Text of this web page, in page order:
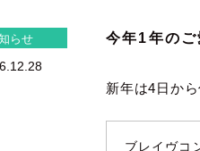
らせ 今年1年の
新年は4日か
ブレイヴコ